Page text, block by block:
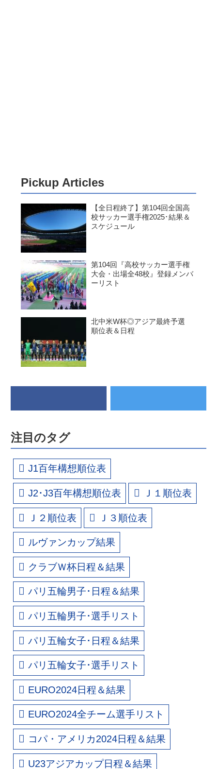
Pickup Articles
【全日程終了】第104回全国高
校サッカー選手権2025･結果＆
スケジュール
第104回『高校サッカー選手権
大会・出場全48校』登録メンバ
ーリスト
北中米W杯◎アジア最終予選
順位表＆日程
注目のタグ
J1百年構想順位表
J2･J3百年構想順位表 Ｊ１順位表
Ｊ２順位表 Ｊ３順位表
ルヴァンカップ結果
クラブＷ杯日程＆結果
パリ五輪男子･日程＆結果
パリ五輪男子･選手リスト
パリ五輪女子･日程＆結果
パリ五輪女子･選手リスト
EURO2024日程＆結果
EURO2024全チーム選手リスト
コパ・アメリカ2024日程＆結果
U23アジアカップ日程＆結果